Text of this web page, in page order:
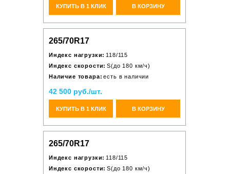
КУПИТЬ В 1 КЛИК В КОРЗИНУ
265/70R17
Индекс нагрузки: 118/115
Индекс скорости: S(до 180 км/ч)
Наличие товара: есть в наличии
42 500 руб./шт.
КУПИТЬ В 1 КЛИК В КОРЗИНУ
265/70R17
Индекс нагрузки: 118/115
Индекс скорости: S(до 180 км/ч)